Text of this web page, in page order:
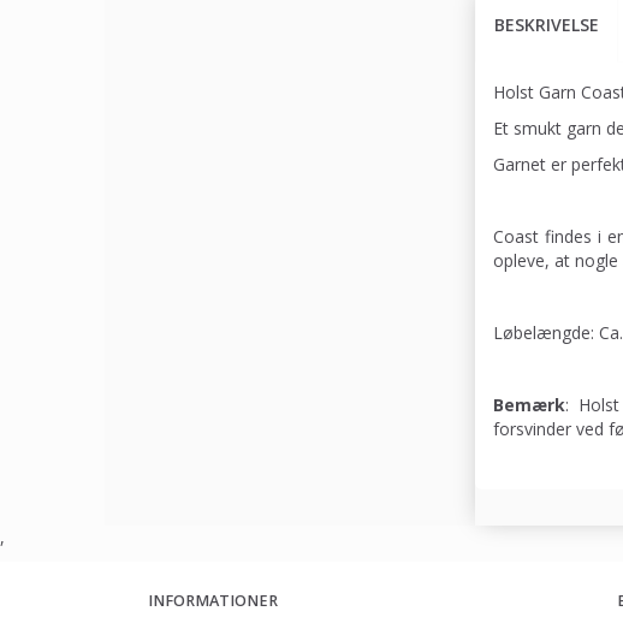
BESKRIVELSE
Holst Garn
Et smukt garn
Garnet er
Coast findes i
opleve, at
Løbelængde:
Bemærk:
forsvinder ved
,
INFORMATIONER